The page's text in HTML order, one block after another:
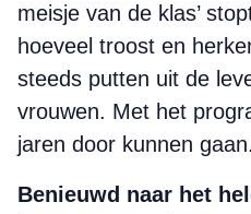
meisje van de klas’
hoeveel troost en
steeds putten uit de
vrouwen. Met het
jaren door kunnen
Benieuwd naar het